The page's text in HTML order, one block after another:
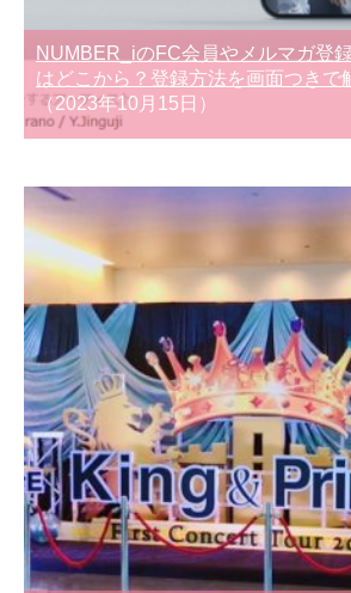
NUMBER_iのFC会員やメルマガ登
はどこから？登録方法を画面つきで
（2023年10月15日）